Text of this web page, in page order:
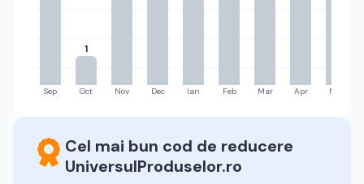
Sep
1
Oct Nov Dec Ian Feb Mar Apr Mai
Cel mai bun cod de reducere
UniversulProduselor.ro